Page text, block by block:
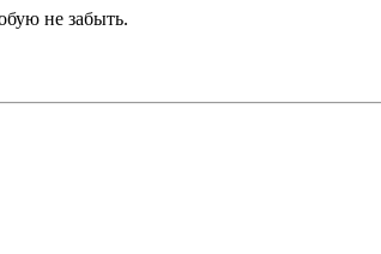
не забыть.